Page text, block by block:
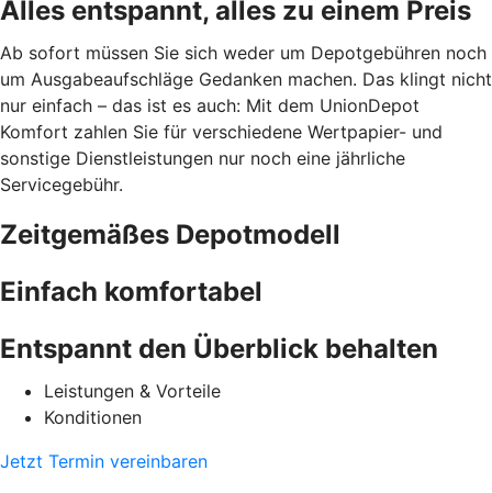
Alles entspannt, alles zu einem Preis
Ab sofort müssen Sie sich weder um Depotgebühren noch
um Ausgabeaufschläge Gedanken machen. Das klingt nicht
nur einfach – das ist es auch: Mit dem UnionDepot
Komfort zahlen Sie für verschiedene Wertpapier- und
sonstige Dienstleistungen nur noch eine jährliche
Servicegebühr.
Zeitgemäßes Depotmodell
Einfach komfortabel
Entspannt den Überblick behalten
Leistungen & Vorteile
Konditionen
Jetzt Termin vereinbaren